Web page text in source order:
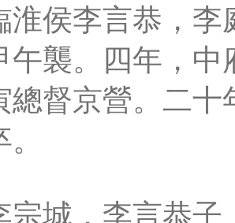
淮侯李言恭，
午襲。四年，
總督京營。二
宗城，李言恭子